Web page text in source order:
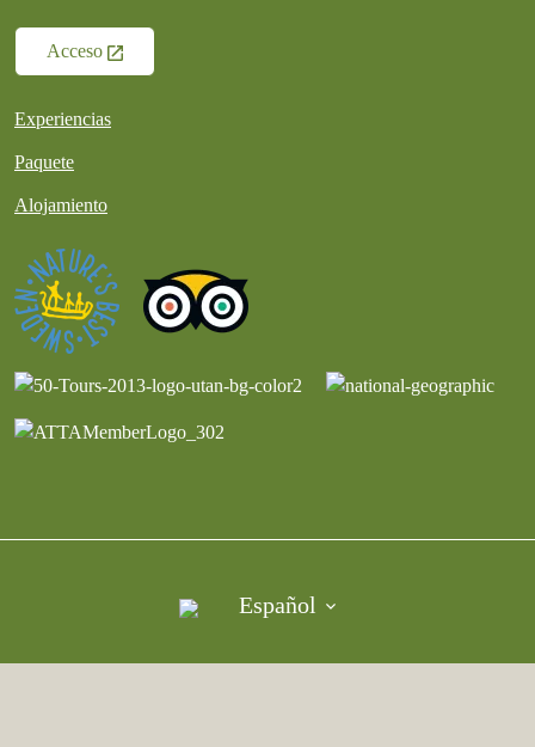
Acceso
Experiencias
Paquete
Alojamiento
Español